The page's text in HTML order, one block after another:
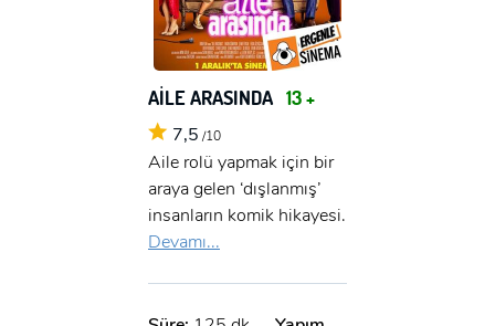
AİLE ARASINDA 13 +
7,5 /10
Aile rolü yapmak için bir
araya gelen ‘dışlanmış’
insanların komik hikayesi.
Devamı...